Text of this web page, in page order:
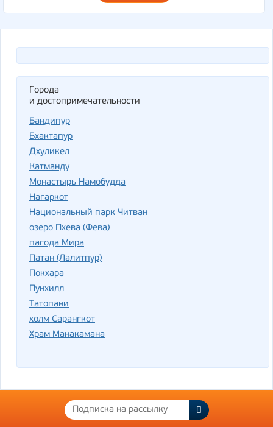
Города
и достопримечательности
Бандипур
Бхактапур
Дхуликел
Катманду
Монастырь Намобудда
Нагаркот
Национальный парк Читван
озеро Пхева (Фева)
пагода Мира
Патан (Лалитпур)
Покхара
Пунхилл
Татопани
холм Сарангкот
Храм Манакамана